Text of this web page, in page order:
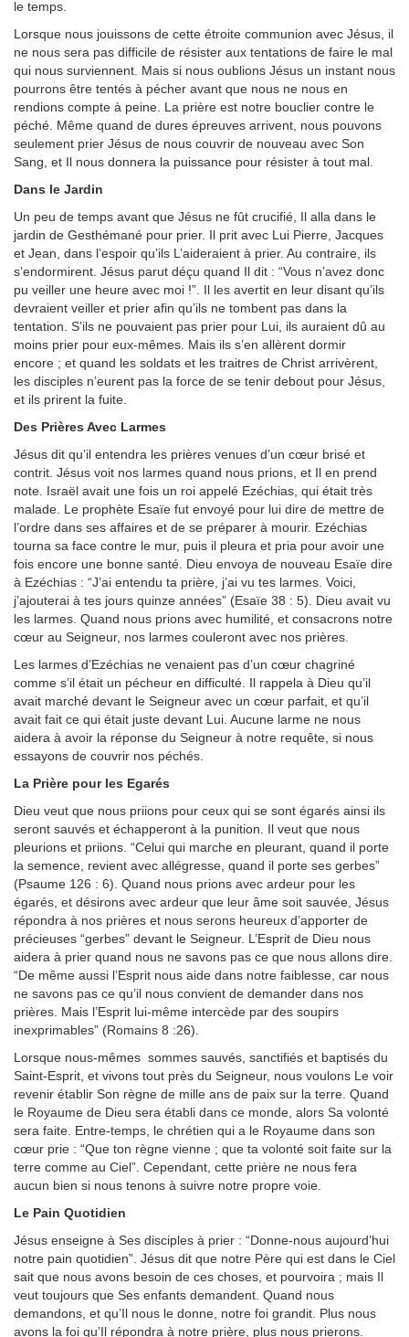
le temps.
Lorsque nous jouissons de cette étroite communion avec Jésus, il
ne nous sera pas difficile de résister aux tentations de faire le mal
qui nous surviennent. Mais si nous oublions Jésus un instant nous
pourrons être tentés à pécher avant que nous ne nous en
rendions compte à peine. La prière est notre bouclier contre le
péché. Même quand de dures épreuves arrivent, nous pouvons
seulement prier Jésus de nous couvrir de nouveau avec Son
Sang, et Il nous donnera la puissance pour résister à tout mal.
Dans le Jardin
Un peu de temps avant que Jésus ne fût crucifié, Il alla dans le
jardin de Gesthémané pour prier. Il prit avec Lui Pierre, Jacques
et Jean, dans l’espoir qu’ils L’aideraient à prier. Au contraire, ils
s’endormirent. Jésus parut déçu quand Il dit : “Vous n’avez donc
pu veiller une heure avec moi !”. Il les avertit en leur disant qu’ils
devraient veiller et prier afin qu’ils ne tombent pas dans la
tentation. S’ils ne pouvaient pas prier pour Lui, ils auraient dû au
moins prier pour eux-mêmes. Mais ils s’en allèrent dormir
encore ; et quand les soldats et les traitres de Christ arrivèrent,
les disciples n’eurent pas la force de se tenir debout pour Jésus,
et ils prirent la fuite.
Des Prières Avec Larmes
Jésus dit qu’il entendra les prières venues d’un cœur brisé et
contrit. Jésus voit nos larmes quand nous prions, et Il en prend
note. Israël avait une fois un roi appelé Ezéchias, qui était très
malade. Le prophète Esaïe fut envoyé pour lui dire de mettre de
l’ordre dans ses affaires et de se préparer à mourir. Ezéchias
tourna sa face contre le mur, puis il pleura et pria pour avoir une
fois encore une bonne santé. Dieu envoya de nouveau Esaïe dire
à Ezéchias : “J’ai entendu ta prière, j’ai vu tes larmes. Voici,
j’ajouterai à tes jours quinze années” (Esaïe 38 : 5). Dieu avait vu
les larmes. Quand nous prions avec humilité, et consacrons notre
cœur au Seigneur, nos larmes couleront avec nos prières.
Les larmes d’Ezéchias ne venaient pas d’un cœur chagriné
comme s’il était un pécheur en difficulté. Il rappela à Dieu qu’il
avait marché devant le Seigneur avec un cœur parfait, et qu’il
avait fait ce qui était juste devant Lui. Aucune larme ne nous
aidera à avoir la réponse du Seigneur à notre requête, si nous
essayons de couvrir nos péchés.
La Prière pour les Egarés
Dieu veut que nous priions pour ceux qui se sont égarés ainsi ils
seront sauvés et échapperont à la punition. Il veut que nous
pleurions et priions. “Celui qui marche en pleurant, quand il porte
la semence, revient avec allégresse, quand il porte ses gerbes”
(Psaume 126 : 6). Quand nous prions avec ardeur pour les
égarés, et désirons avec ardeur que leur âme soit sauvée, Jésus
répondra à nos prières et nous serons heureux d’apporter de
précieuses “gerbes” devant le Seigneur. L’Esprit de Dieu nous
aidera à prier quand nous ne savons pas ce que nous allons dire.
“De même aussi l’Esprit nous aide dans notre faiblesse, car nous
ne savons pas ce qu’il nous convient de demander dans nos
prières. Mais l’Esprit lui-même intercède par des soupirs
inexprimables” (Romains 8 :26).
Lorsque nous-mêmes sommes sauvés, sanctifiés et baptisés du
Saint-Esprit, et vivons tout près du Seigneur, nous voulons Le voir
revenir établir Son règne de mille ans de paix sur la terre. Quand
le Royaume de Dieu sera établi dans ce monde, alors Sa volonté
sera faite. Entre-temps, le chrétien qui a le Royaume dans son
cœur prie : “Que ton règne vienne ; que ta volonté soit faite sur la
terre comme au Ciel”. Cependant, cette prière ne nous fera
aucun bien si nous tenons à suivre notre propre voie.
Le Pain Quotidien
Jésus enseigne à Ses disciples à prier : “Donne-nous aujourd’hui
notre pain quotidien”. Jésus dit que notre Père qui est dans le Ciel
sait que nous avons besoin de ces choses, et pourvoira ; mais Il
veut toujours que Ses enfants demandent. Quand nous
demandons, et qu’Il nous le donne, notre foi grandit. Plus nous
avons la foi qu’Il répondra à notre prière, plus nous prierons.